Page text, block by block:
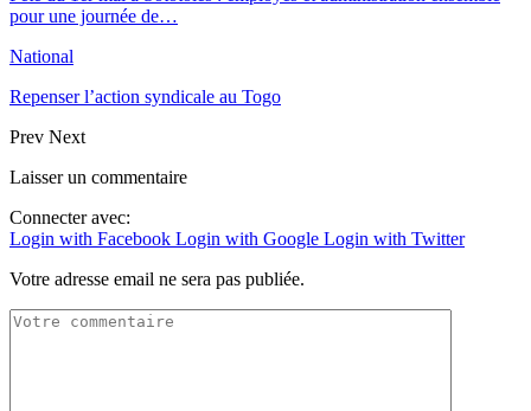
pour une journée de…
National
Repenser l’action syndicale au Togo
Prev Next
Laisser un commentaire
Connecter avec:
Login with Facebook Login with Google Login with Twitter
Votre adresse email ne sera pas publiée.